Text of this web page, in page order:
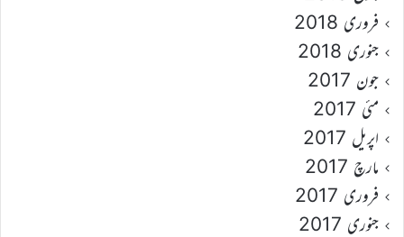
فروری 2018
جنوری 2018
جون 2017
مئی 2017
اپریل 2017
مارچ 2017
فروری 2017
جنوری 2017